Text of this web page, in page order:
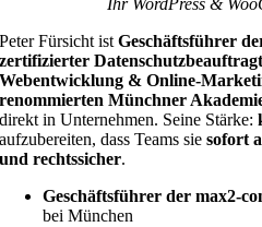
Ihr WordPress &
Peter Fürsicht istGeschäftsführer
zertifizierter
Webentwicklung & Online-
renommierten Münchner
direkt in Unternehmen. Seine Stärke:
aufzubereiten, dass Teams siesofort
und rechtssicher.
Geschäftsführer der max2-
bei München